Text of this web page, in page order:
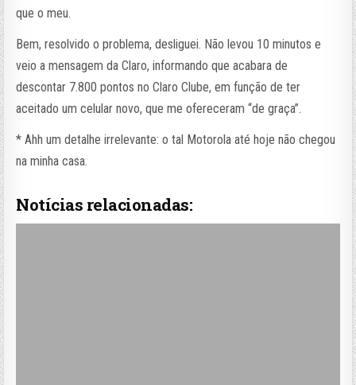
que o meu.
Bem, resolvido o problema, desliguei. Não levou 10 minutos e
veio a mensagem da Claro, informando que acabara de
descontar 7.800 pontos no Claro Clube, em função de ter
aceitado um celular novo, que me ofereceram “de graça”.
* Ahh um detalhe irrelevante: o tal Motorola até hoje não chegou
na minha casa.
Notícias relacionadas: